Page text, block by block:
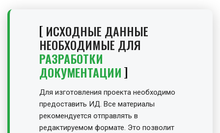
ИСХОДНЫЕ ДАННЫЕ
НЕОБХОДИМЫЕ ДЛЯ
РАЗРАБОТКИ
ДОКУМЕНТАЦИИ
Для изготовления проекта необходимо
предоставить ИД. Все материалы
рекомендуется отправлять в
редактируемом формате. Это позволит